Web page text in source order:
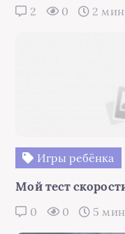
2 0 2
Игры ребёнка
Мой тест
0 0 5